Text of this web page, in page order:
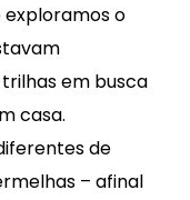
o
em busca
casa.
de
– afinal